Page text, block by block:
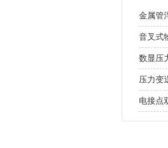
金属管
音叉式
数显压
压力变
电接点